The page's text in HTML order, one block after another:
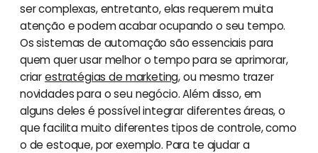
ser complexas, entretanto, elas requerem muita
atenção e podem acabar ocupando o seu tempo.
Os sistemas de automação são essenciais para
quem quer usar melhor o tempo para se aprimorar,
criarestratégias de marketing, ou mesmo trazer
novidades para o seu negócio. Além disso, em
alguns deles é possível integrar diferentes áreas, o
que facilita muito diferentes tipos de controle, como
o de estoque, por exemplo. Para te ajudar a